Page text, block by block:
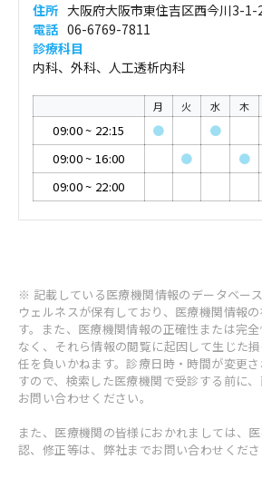
住所 大阪府大阪市東住吉区西今川3-1-
電話 06-6769-7811
診療科目
内科、外科、人工透析内科
月 火 水 木
09:00~ 22:15 ● ●
09:00~ 16:00 ● ●
09:00~ 22:00
※ 記載している医療機関情報のデータベー
ウェルネスが保有しており、医療機関情報
す。また、医療機関情報の正確性または完
なく、それら情報の閲覧に起因して生じた
任を負いかねます。診療日時・時間が変更
すので、検索した医療機関で受診する前に
お問い合わせください。
また、医療機関の皆様におかれましては、
認、修正等は、弊社までお問い合わせくださ